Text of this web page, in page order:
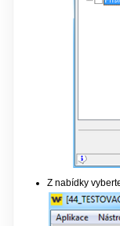
Z nabídky